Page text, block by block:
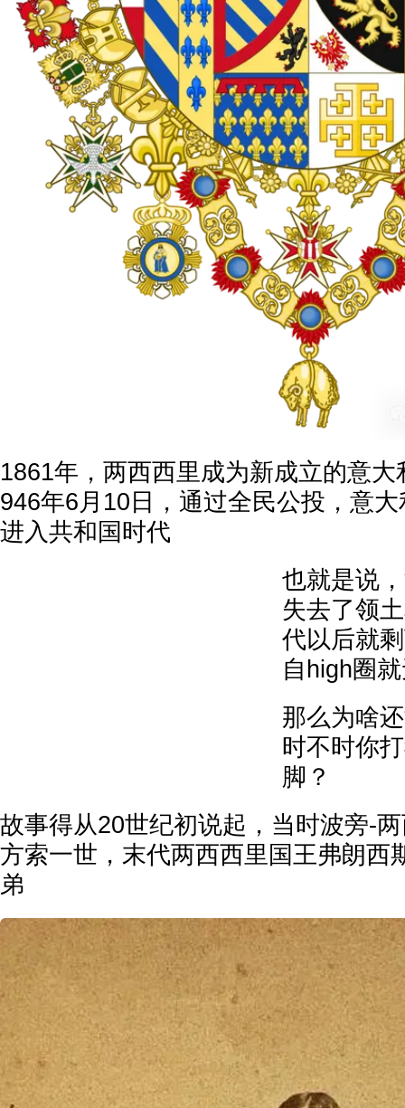
1861年，两西西里成为新成立的意
946年6月10日，通过全民公投，意
进入共和国时代
也就是说
失去了领
代以后就
自high圈
那么为啥
时不时你
脚？
故事得从20世纪初说起，当时波旁-
方索一世，末代两西西里国王弗朗西
弟